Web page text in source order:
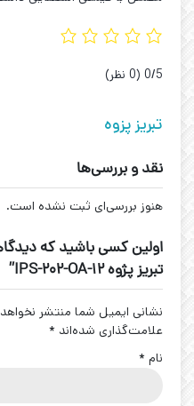
‫0/5 ‫(0 نظر)
تبریز پزوه
نقد و بررسی‌ها
هنوز بررسی‌ای ثبت نشده است.
اولین کسی باشید که
تبریز پژوه IPS-202-OA-12”
نشانی ایمیل شما منتشر
علامت‌گذاری شده‌اند *
نام *